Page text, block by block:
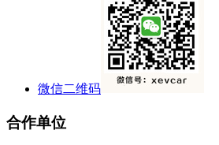
微信二维码
合作单位